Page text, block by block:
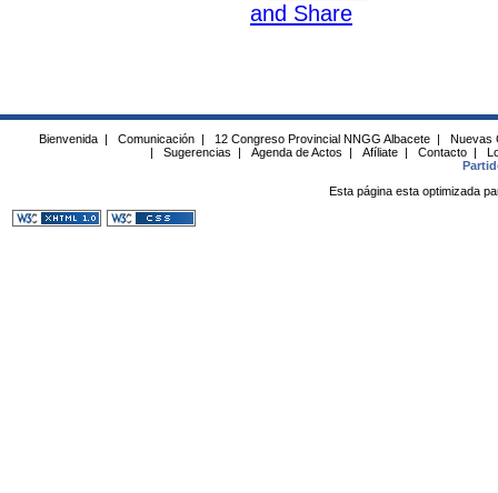
Bienvenida | Comunicación | 12 Congreso Provincial NNGG Albacete |
Nuevas
|
Sugerencias | Agenda de Actos | Afíliate | Contacto |
Esta página esta optimizada